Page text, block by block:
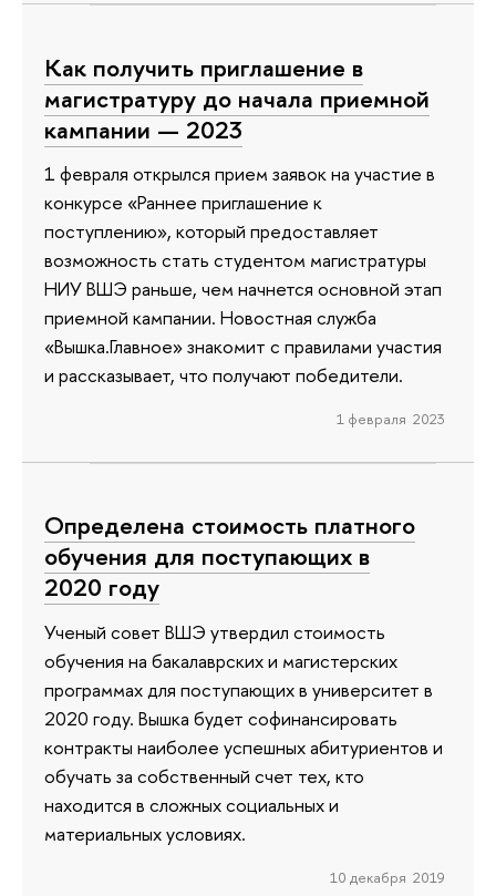
Как получить приглашение в
магистратуру до начала приемной
кампании — 2023
1 февраля открылся прием заявок на участие в
конкурсе «Раннее приглашение к
поступлению», который предоставляет
возможность стать студентом магистратуры
НИУ ВШЭ раньше, чем начнется основной этап
приемной кампании. Новостная служба
«Вышка.Главное» знакомит с правилами участия
и рассказывает, что получают победители.
1 февраля 2023
Определена стоимость платного
обучения для поступающих в
2020 году
Ученый совет ВШЭ утвердил стоимость
обучения на бакалаврских и магистерских
программах для поступающих в университет в
2020 году. Вышка будет софинансировать
контракты наиболее успешных абитуриентов и
обучать за собственный счет тех, кто
находится в сложных социальных и
материальных условиях.
10 декабря 2019